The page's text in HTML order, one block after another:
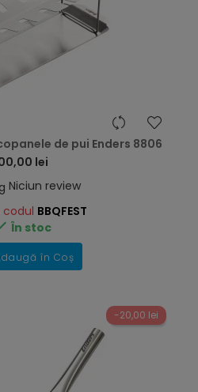
de pui Enders 8806
lei
Niciun review
codul BBQFEST
În stoc
în Coș
-20,00 lei